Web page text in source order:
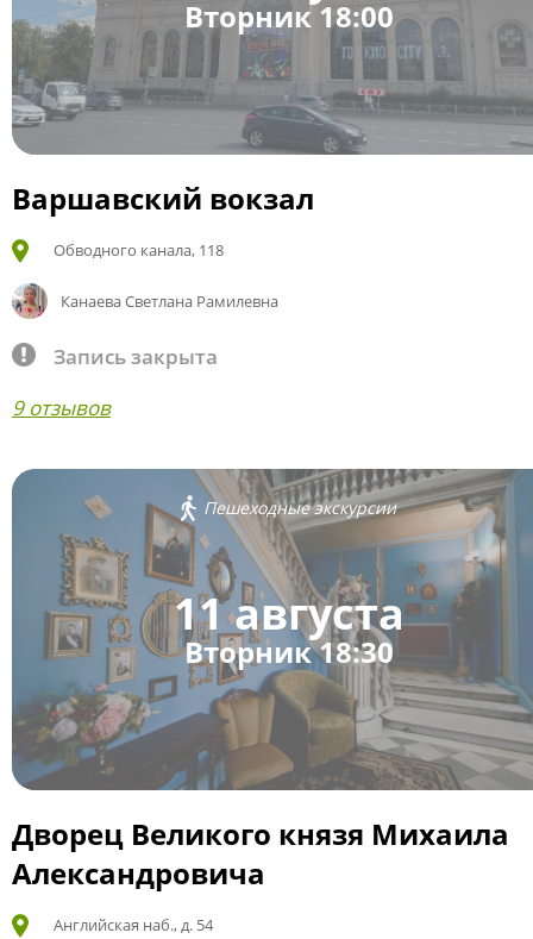
Вторник 18:00
Варшавский вокзал
Обводного канала, 118
Канаева Светлана Рамилевна
Запись закрыта
9 отзывов
Пешеходные экскурсии
11 августа
Вторник 18:30
Дворец Великого князя Михаила
Александровича
Английская наб., д. 54